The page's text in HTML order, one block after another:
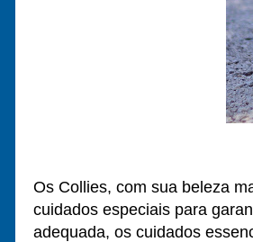
Imagem
Os Collies, com sua beleza
cuidados especiais para
adequada, os cuidados